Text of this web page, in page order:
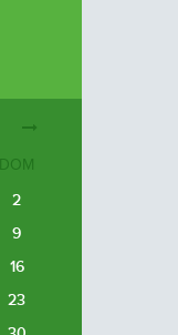
DOM
2
9
16
23